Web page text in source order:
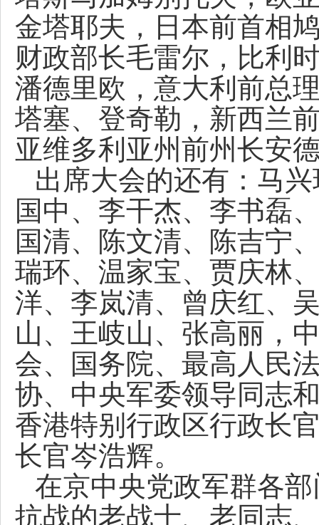
金塔耶夫，日本前首相
财政部长毛雷尔，比利
潘德里欧，意大利前总
塔塞、登奇勒，新西兰
亚维多利亚州前州长安
出席大会的还有：马
国中、李干杰、李书磊
国清、陈文清、陈吉宁
瑞环、温家宝、贾庆林
洋、李岚清、曾庆红、
山、王岐山、张高丽，
会、国务院、最高人民
协、中央军委领导同志
香港特别行政区行政长
长官岑浩辉。
在京中央党政军群各
抗战的老战士、老同志